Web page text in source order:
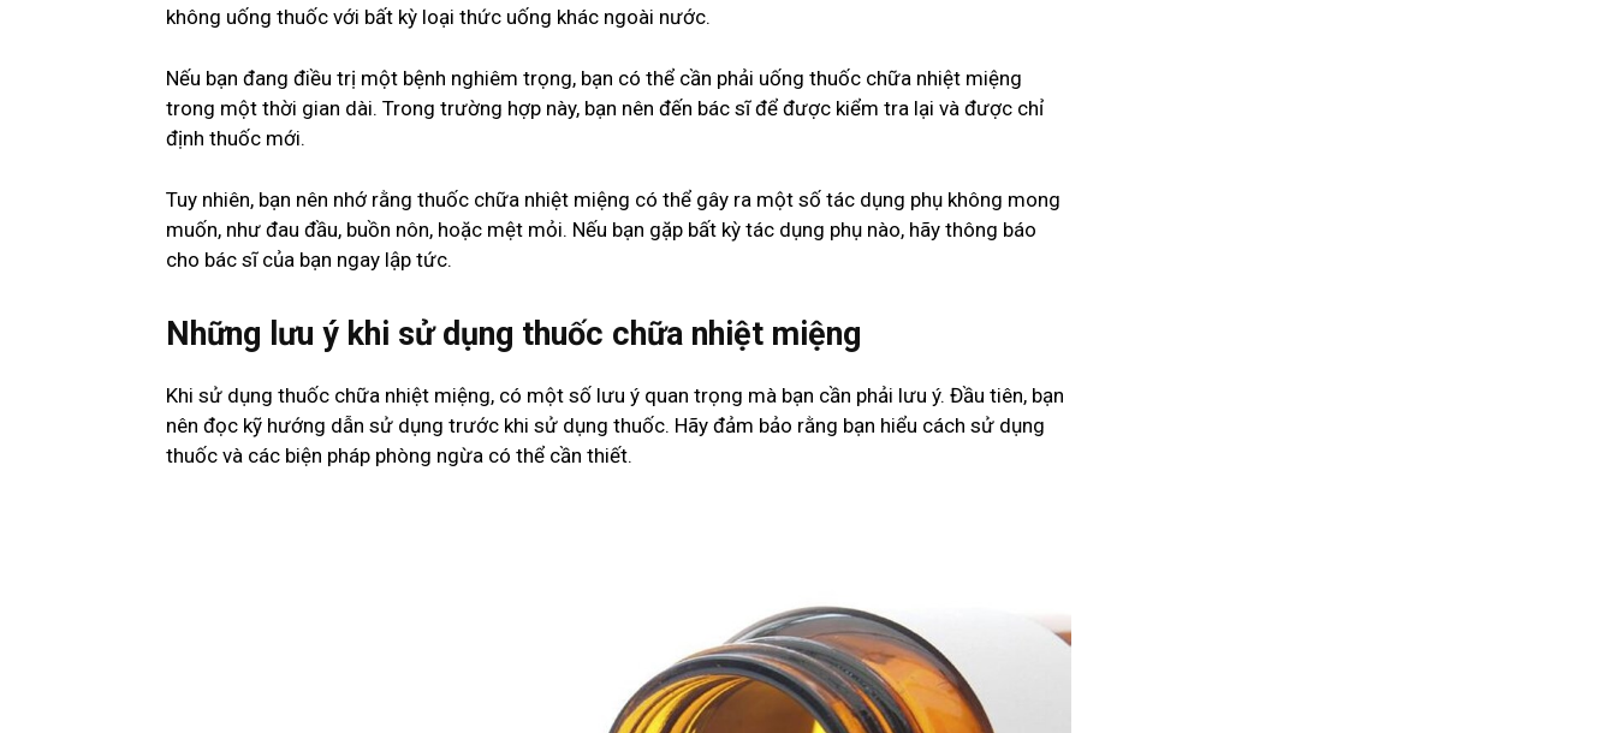
không uống thuốc với bất kỳ loại thức uống khác ngoài nước.
Nếu bạn đang điều trị một bệnh nghiêm trọng, bạn có thể cần phải uống thuốc chữa nhiệt miệng
trong một thời gian dài. Trong trường hợp này, bạn nên đến bác sĩ để được kiểm tra lại và được chỉ
định thuốc mới.
Tuy nhiên, bạn nên nhớ rằng thuốc chữa nhiệt miệng có thể gây ra một số tác dụng phụ không mong
muốn, như đau đầu, buồn nôn, hoặc mệt mỏi. Nếu bạn gặp bất kỳ tác dụng phụ nào, hãy thông báo
cho bác sĩ của bạn ngay lập tức.
Những lưu ý khi sử dụng thuốc chữa nhiệt miệng
Khi sử dụng thuốc chữa nhiệt miệng, có một số lưu ý quan trọng mà bạn cần phải lưu ý. Đầu tiên, bạn
nên đọc kỹ hướng dẫn sử dụng trước khi sử dụng thuốc. Hãy đảm bảo rằng bạn hiểu cách sử dụng
thuốc và các biện pháp phòng ngừa có thể cần thiết.